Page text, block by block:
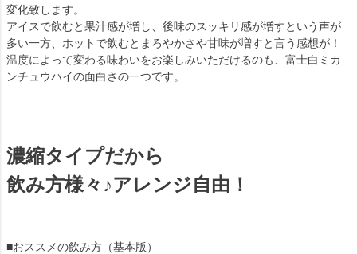
変化致します。
アイスで飲むと果汁感が増し、後味のスッキリ感が増すという声が
多い一方、ホットで飲むとまろやかさや甘味が増すと言う感想が！
温度によって変わる味わいをお楽しみいただけるのも、富士白ミカ
ンチュウハイの面白さの一つです。
濃縮タイプだから
飲み方様々♪アレンジ自由！
■おススメの飲み方（基本版）